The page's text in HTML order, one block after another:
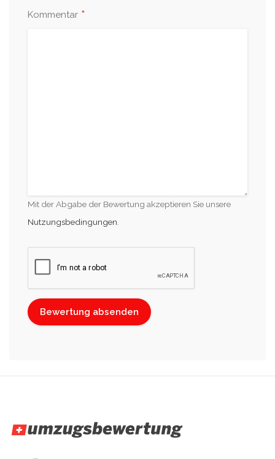
Kommentar *
Mit der Abgabe der Bewertung akzeptieren Sie unsere
Nutzungsbedingungen